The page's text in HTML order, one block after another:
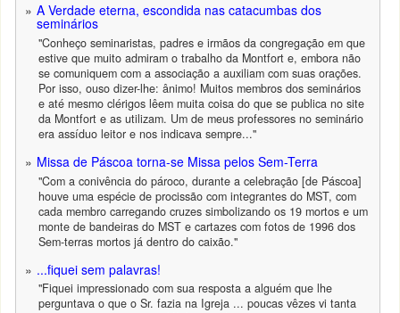
A Verdade eterna, escondida nas catacumbas dos
seminários
"Conheço seminaristas, padres e irmãos da congregação em que
estive que muito admiram o trabalho da Montfort e, embora não
se comuniquem com a associação a auxiliam com suas orações.
Por isso, ouso dizer-lhe: ânimo! Muitos membros dos seminários
e até mesmo clérigos lêem muita coisa do que se publica no site
da Montfort e as utilizam. Um de meus professores no seminário
era assíduo leitor e nos indicava sempre..."
Missa de Páscoa torna-se Missa pelos Sem-Terra
"Com a conivência do pároco, durante a celebração [de Páscoa]
houve uma espécie de procissão com integrantes do MST, com
cada membro carregando cruzes simbolizando os 19 mortos e um
monte de bandeiras do MST e cartazes com fotos de 1996 dos
Sem-terras mortos já dentro do caixão."
...fiquei sem palavras!
"Fiquei impressionado com sua resposta a alguém que lhe
perguntava o que o Sr. fazia na Igreja ... poucas vêzes vi tanta